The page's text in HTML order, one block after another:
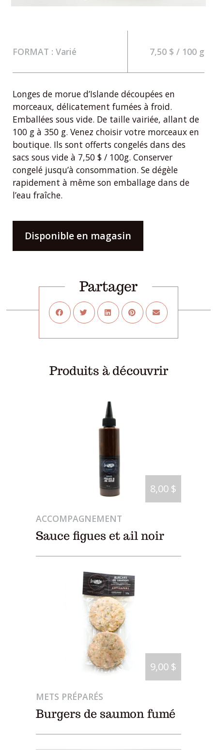
FORMAT : Varié 7,50 $ / 100 g
Longes de morue d’Islande découpées en
morceaux, délicatement fumées à froid.
Emballées sous vide. De taille vairiée, allant de
100 g à 350 g. Venez choisir votre morceaux en
boutique. Ils sont offerts congelés dans des
sacs sous vide à 7,50 $ / 100g. Conserver
congelé jusqu’à consommation. Se dégèle
rapidement à même son emballage dans de
l’eau fraîche.
Disponible en magasin
Partager
Produits à découvrir
ACCOMPAGNEMENT
Sauce figues et ail noir
8,00 $
METS PRÉPARÉS
Burgers de saumon fumé
9,00 $